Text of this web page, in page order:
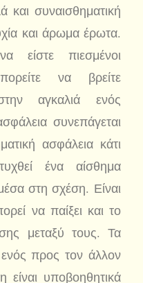
και συναισθηματική
και άρωμα έρωτα.
είστε πιεσμένοι
να βρείτε
αγκαλιά ενός
συνεπάγεται
ασφάλεια κάτι
ένα αίσθημα
στη σχέση. Είναι
να παίξει και το
μεταξύ τους. Τα
προς τον άλλον
υποβοηθητικά